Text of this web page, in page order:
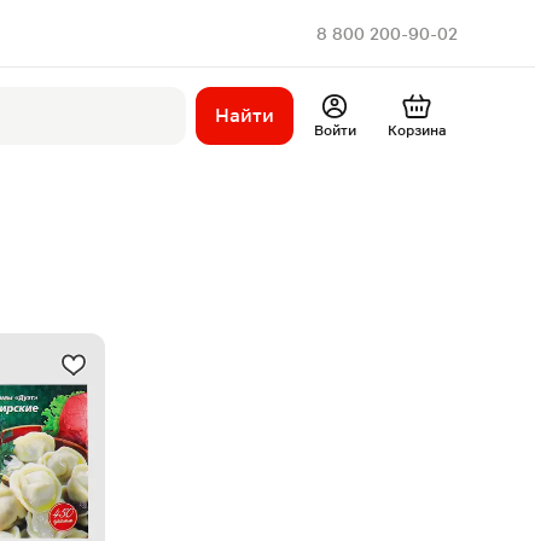
8 800 200-90-02
Найти
Войти Корзина